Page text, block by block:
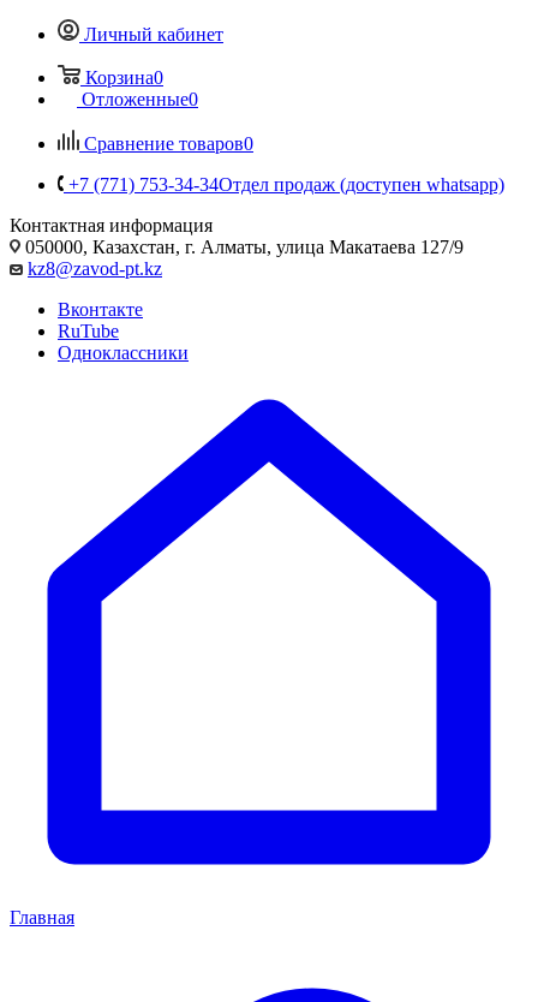
Личный кабинет
Корзина0
Отложенные0
Сравнение товаров0
+7 (771) 753-34-34Отдел продаж (доступен whatsapp)
Контактная информация
050000, Казахстан, г. Алматы, улица Макатаева 127/9
kz8@zavod-pt.kz
Вконтакте
RuTube
Одноклассники
Главная